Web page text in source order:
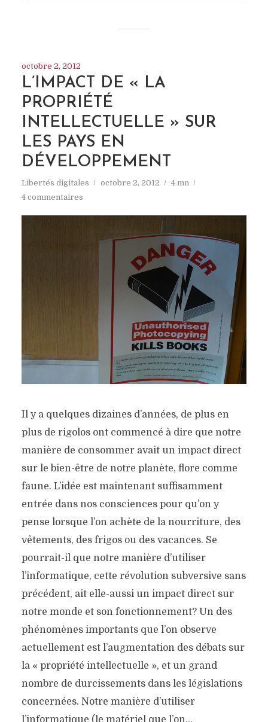
octobre 2, 2012
L’IMPACT DE « LA
PROPRIÉTÉ
INTELLECTUELLE » SUR
LES PAYS EN
DÉVELOPPEMENT
Libertés digitales octobre 2, 2012
4 mn
4 commentaires
Il y a quelques dizaines d’années, de plus en
plus de rigolos ont commencé à dire que notre
manière de consommer avait un impact direct
sur le bien-être de notre planète, flore comme
faune. L’idée est maintenant suffisamment
entrée dans nos consciences pour qu’on y
pense lorsque l’on achète de la nourriture, des
vêtements, des frigos ou des vacances. Se
pourrait-il que notre manière d’utiliser
l’informatique, cette révolution subversive sans
précédent, ait elle-aussi un impact direct sur
notre monde et son fonctionnement? Un des
phénomènes importants que l’on observe
actuellement est l’augmentation des débats sur
la « propriété intellectuelle », et un grand
nombre de durcissements dans les législations
concernées. Notre manière d’utiliser
l’informatique (le matériel que l’on…